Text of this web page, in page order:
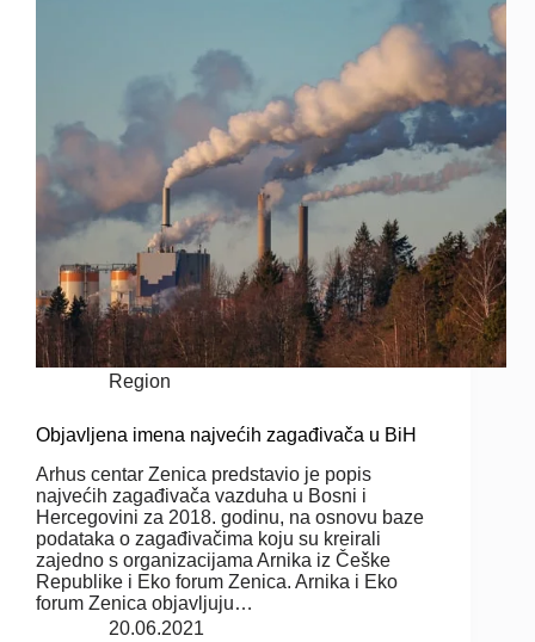
Region
Objavljena imena najvećih zagađivača u BiH
Arhus centar Zenica predstavio je popis
najvećih zagađivača vazduha u Bosni i
Hercegovini za 2018. godinu, na osnovu baze
podataka o zagađivačima koju su kreirali
zajedno s organizacijama Arnika iz Češke
Republike i Eko forum Zenica. Arnika i Eko
forum Zenica objavljuju…
20.06.2021